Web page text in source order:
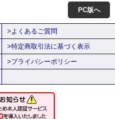
PC版へ
>よくあるご質問
>特定商取引法に基づく表示
>プライバシーポリシー